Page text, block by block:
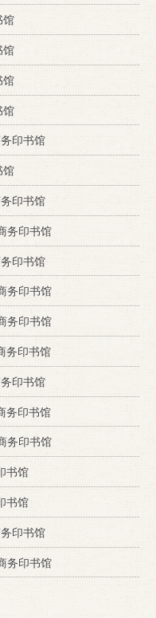
馆
馆
馆
馆
印书馆
馆
印书馆
务印书馆
印书馆
务印书馆
务印书馆
务印书馆
印书馆
务印书馆
务印书馆
书馆
书馆
印书馆
务印书馆